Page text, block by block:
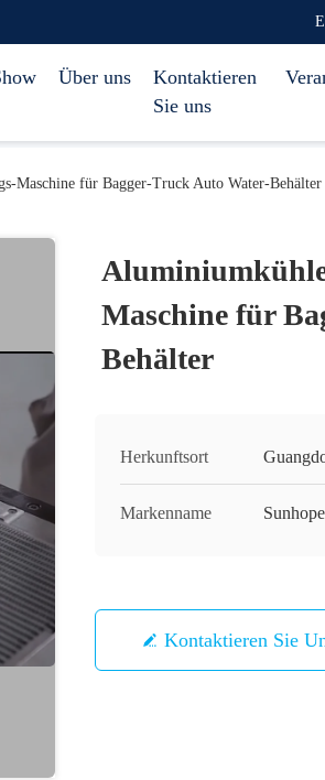
Über uns
Kontaktieren
Sie uns
Maschine für Bagger-Truck Auto Water-Behälter
Maschine für
Behälter
Herkunftsort
Markenname Sunhope
Kontaktieren Sie